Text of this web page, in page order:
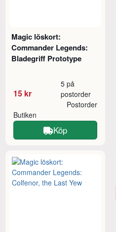
Magic löskort:
Commander Legends:
Bladegriff Prototype
15 kr
5 på
postorder
Butiken
Postorder
Köp